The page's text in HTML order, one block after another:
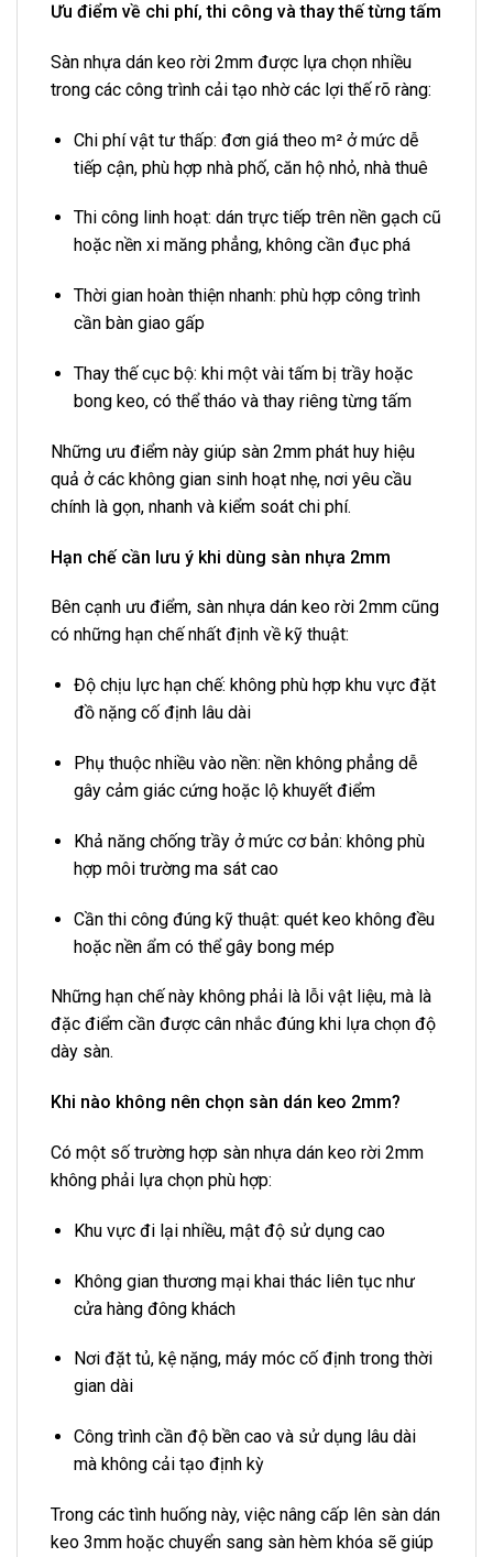
Ưu điểm về chi phí, thi công và thay thế từng tấm
Sàn nhựa dán keo rời 2mm được lựa chọn nhiều
trong các công trình cải tạo nhờ các lợi thế rõ ràng:
Chi phí vật tư thấp: đơn giá theo m² ở mức dễ
tiếp cận, phù hợp nhà phố, căn hộ nhỏ, nhà thuê
Thi công linh hoạt: dán trực tiếp trên nền gạch cũ
hoặc nền xi măng phẳng, không cần đục phá
Thời gian hoàn thiện nhanh: phù hợp công trình
cần bàn giao gấp
Thay thế cục bộ: khi một vài tấm bị trầy hoặc
bong keo, có thể tháo và thay riêng từng tấm
Những ưu điểm này giúp sàn 2mm phát huy hiệu
quả ở các không gian sinh hoạt nhẹ, nơi yêu cầu
chính là gọn, nhanh và kiểm soát chi phí.
Hạn chế cần lưu ý khi dùng sàn nhựa 2mm
Bên cạnh ưu điểm, sàn nhựa dán keo rời 2mm cũng
có những hạn chế nhất định về kỹ thuật:
Độ chịu lực hạn chế: không phù hợp khu vực đặt
đồ nặng cố định lâu dài
Phụ thuộc nhiều vào nền: nền không phẳng dễ
gây cảm giác cứng hoặc lộ khuyết điểm
Khả năng chống trầy ở mức cơ bản: không phù
hợp môi trường ma sát cao
Cần thi công đúng kỹ thuật: quét keo không đều
hoặc nền ẩm có thể gây bong mép
Những hạn chế này không phải là lỗi vật liệu, mà là
đặc điểm cần được cân nhắc đúng khi lựa chọn độ
dày sàn.
Khi nào không nên chọn sàn dán keo 2mm?
Có một số trường hợp sàn nhựa dán keo rời 2mm
không phải lựa chọn phù hợp:
Khu vực đi lại nhiều, mật độ sử dụng cao
Không gian thương mại khai thác liên tục như
cửa hàng đông khách
Nơi đặt tủ, kệ nặng, máy móc cố định trong thời
gian dài
Công trình cần độ bền cao và sử dụng lâu dài
mà không cải tạo định kỳ
Trong các tình huống này, việc nâng cấp lên sàn dán
keo 3mm hoặc chuyển sang sàn hèm khóa sẽ giúp